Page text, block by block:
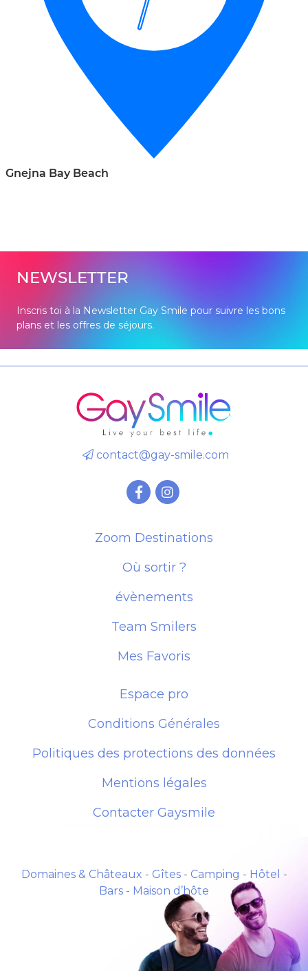
Gnejna Bay Beach
NEWSLETTER
Inscris toi à la Newsletter Gay Smile pour suivre les bons
plans et les offres de séjours.
contact@gay-smile.com
Zoom Destinations
Où sortir ?
évènements
Team Smilers
Mes Favoris
Espace pro
Conditions Générales
Politiques des protections des données
Mentions légales
Contacter Gaysmile
Domaines & Châteaux - Gîtes- Camping - Hôtel -
Bars - Maison d’hôte